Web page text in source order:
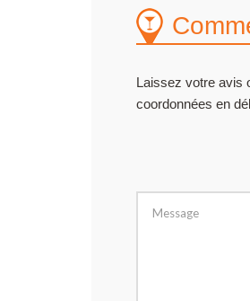
Laissez votre avis
coordonnées en